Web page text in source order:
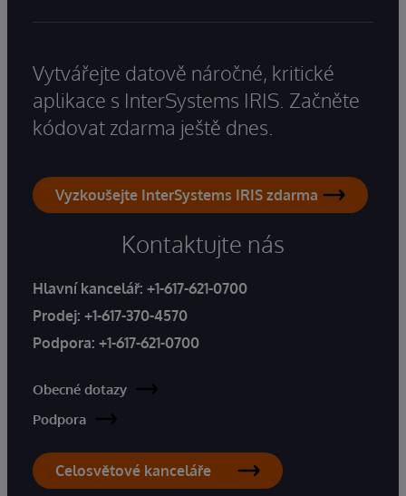
Vytvářejte datově náročné, kritické
aplikace s InterSystems IRIS. Začněte
kódovat zdarma ještě dnes.
Vyzkoušejte InterSystems IRIS zdarma
Kontaktujte nás
Hlavní kancelář: +1-617-621-0700
Prodej: +1-617-370-4570
Podpora: +1-617-621-0700
Obecné dotazy
Podpora
Celosvětové kanceláře